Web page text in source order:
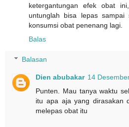
ketergantungan efek obat
untunglah bisa lepas
konsumsi obat penenang lagi.
Balas
Balasan
Dien abubakar 14
Punten. Mau tanya waktu
itu apa aja yang dirasakan
melepas obat itu